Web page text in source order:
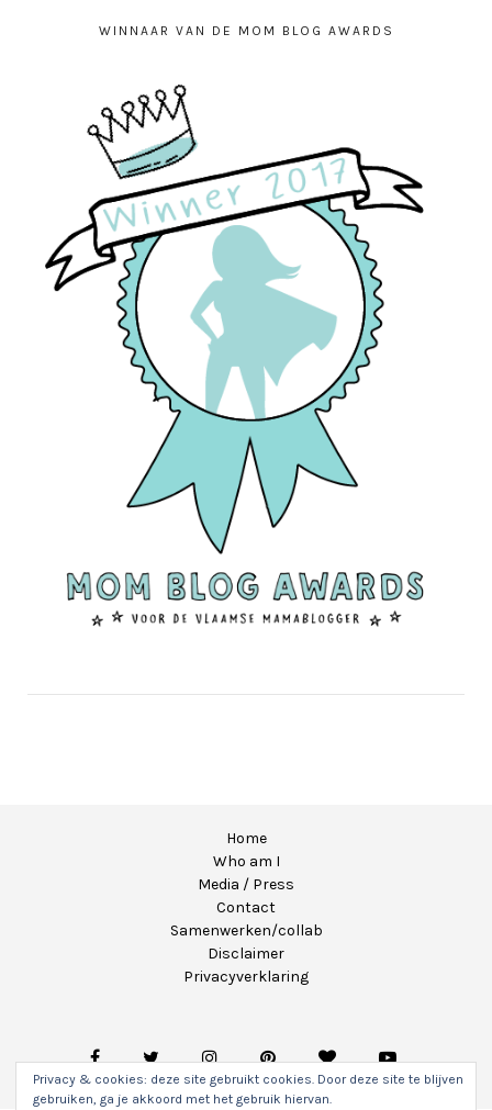
WINNAAR VAN DE MOM BLOG AWARDS
Home
Who am I
Media / Press
Contact
Samenwerken/collab
Disclaimer
Privacyverklaring
Privacy & cookies: deze site gebruikt cookies. Door deze site te blijven
gebruiken, ga je akkoord met het gebruik hiervan.